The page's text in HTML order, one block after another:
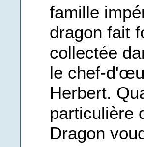
famille
dragon fait
collectée
le chef-
Herbert.
particulière
Dragon